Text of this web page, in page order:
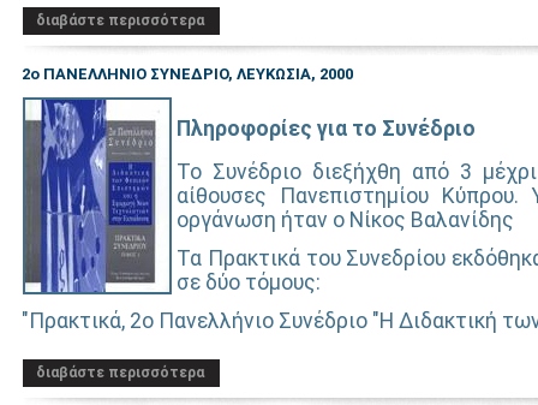
διαβάστε περισσότερα
2ο ΠΑΝΕΛΛΗΝΙΟ ΣΥΝΕΔΡΙΟ, ΛΕΥΚΩΣΙΑ, 2000
Πληροφορίες για το Συνέδριο
Το Συνέδριο διεξήχθη από 3
αίθουσες Πανεπιστημίου Κύπρου.
οργάνωση ήταν ο Νίκος Βαλανίδης
Τα Πρακτικά του Συνεδρίου
σε δύο τόμους:
"Πρακτικά, 2ο Πανελλήνιο Συνέδριο "Η Διδακτική
διαβάστε περισσότερα